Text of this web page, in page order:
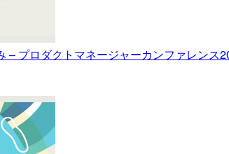
プロダクトマネージャーカンファレンス